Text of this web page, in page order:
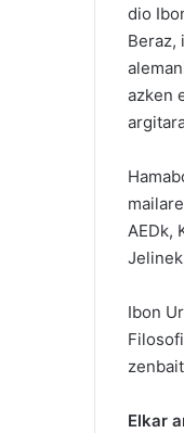
dio
Beraz,
azken
AEDk,
Ibon
Elkar